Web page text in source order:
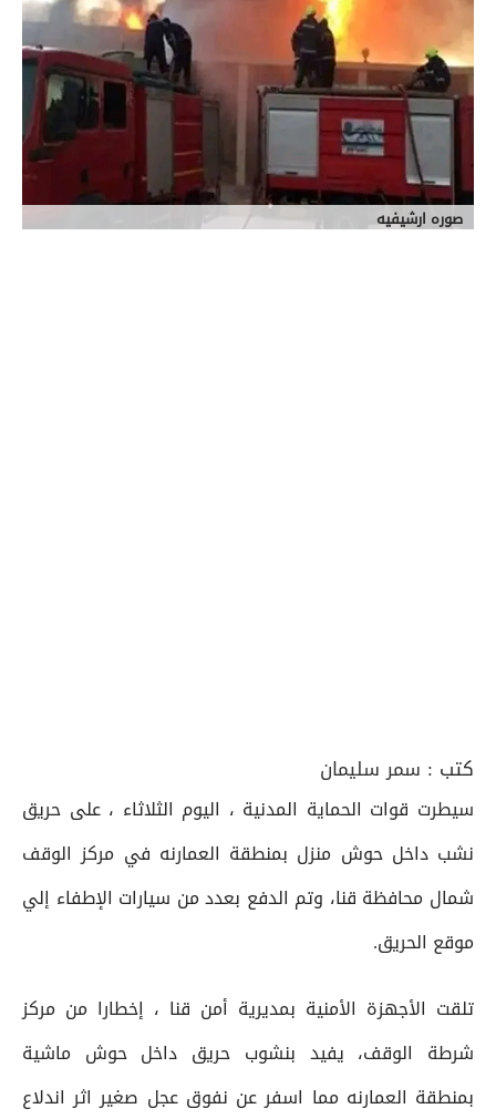
صوره ارشيفيه
كتب : سمر سليمان
سيطرت قوات الحماية المدنية ، اليوم الثلاثاء ، على حريق
نشب داخل حوش منزل بمنطقة العمارنه في مركز الوقف
شمال محافظة قنا، وتم الدفع بعدد من سيارات الإطفاء إلي
موقع الحريق.
تلقت الأجهزة الأمنية بمديرية أمن قنا ، إخطارا من مركز
شرطة الوقف، يفيد بنشوب حريق داخل حوش ماشية
بمنطقة العمارنه مما اسفر عن نفوق عجل صغير اثر اندلاع